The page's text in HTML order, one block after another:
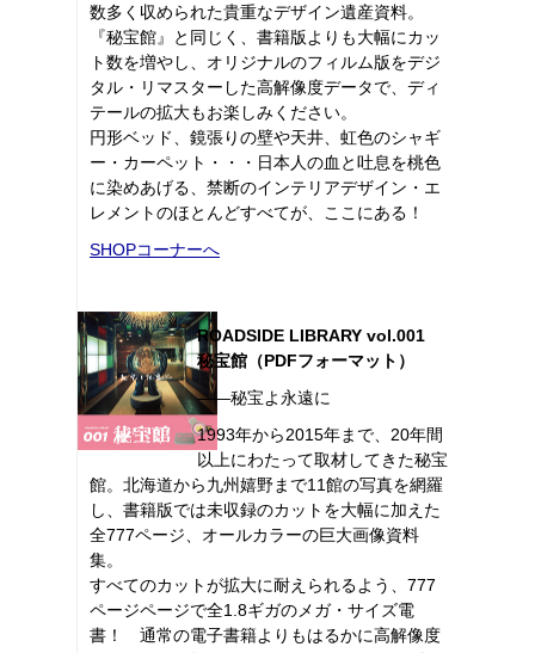
数多く収められた貴重なデザイン遺産資料。
『秘宝館』と同じく、書籍版よりも大幅にカッ
ト数を増やし、オリジナルのフィルム版をデジ
タル・リマスターした高解像度データで、ディ
テールの拡大もお楽しみください。
円形ベッド、鏡張りの壁や天井、虹色のシャギ
ー・カーペット・・・日本人の血と吐息を桃色
に染めあげる、禁断のインテリアデザイン・エ
レメントのほとんどすべてが、ここにある！
SHOPコーナーへ
ROADSIDE LIBRARY vol.001
秘宝館（PDFフォーマット）
――秘宝よ永遠に
1993年から2015年まで、20年間
以上にわたって取材してきた秘宝
館。北海道から九州嬉野まで11館の写真を網羅
し、書籍版では未収録のカットを大幅に加えた
全777ページ、オールカラーの巨大画像資料
集。
すべてのカットが拡大に耐えられるよう、777
ページページで全1.8ギガのメガ・サイズ電
書！ 通常の電子書籍よりもはるかに高解像度